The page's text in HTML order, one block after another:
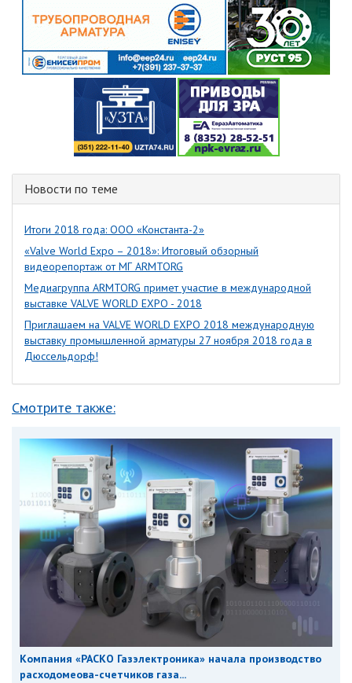
Новости по теме
Итоги 2018 года: ООО «Константа-2»
«Valve World Expo – 2018»: Итоговый обзорный
видеорепортаж от МГ ARMTORG
Медиагруппа ARMTORG примет участие в международной
выставке VALVE WORLD EXPO - 2018
Приглашаем на VALVE WORLD EXPO 2018 международную
выставку промышленной арматуры 27 ноября 2018 года в
Дюссельдорф!
Смотрите также:
Компания «РАСКО Газэлектроника» начала производство
расходомеова-счетчиков газа...